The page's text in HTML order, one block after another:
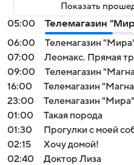
Показать
05:00
Телемагазин
06:00
Телемагазин
07:00
Леомакс. Прямая
09:00
Телемагазин
16:00
Телемагазин
23:00
Телемагазин
01:00
Такая порода
01:30
Прогулки с моей
02:15
Хочу домой!
02:40
Доктор Лиза